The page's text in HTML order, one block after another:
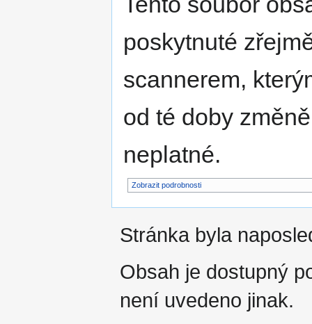
poskytnuté
scannerem,
od té doby
neplatné.
Zobrazit podrobnosti
Stránka byla
Obsah je dostupný
není uvedeno jinak.